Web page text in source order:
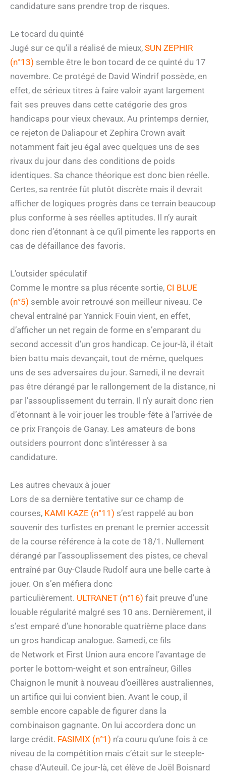
candidature sans prendre trop de risques.
Le tocard du quinté
Jugé sur ce qu’il a réalisé de mieux, SUN ZEPHIR
(n°13) semble être le bon tocard de ce quinté du 17
novembre. Ce protégé de David Windrif possède, en
effet, de sérieux titres à faire valoir ayant largement
fait ses preuves dans cette catégorie des gros
handicaps pour vieux chevaux. Au printemps dernier,
ce rejeton de Daliapour et Zephira Crown avait
notamment fait jeu égal avec quelques uns de ses
rivaux du jour dans des conditions de poids
identiques. Sa chance théorique est donc bien réelle.
Certes, sa rentrée fût plutôt discrète mais il devrait
afficher de logiques progrès dans ce terrain beaucoup
plus conforme à ses réelles aptitudes. Il n’y aurait
donc rien d’étonnant à ce qu’il pimente les rapports en
cas de défaillance des favoris.
L’outsider spéculatif
Comme le montre sa plus récente sortie, CI BLUE
(n°5) semble avoir retrouvé son meilleur niveau. Ce
cheval entraîné par Yannick Fouin vient, en effet,
d’afficher un net regain de forme en s’emparant du
second accessit d’un gros handicap. Ce jour-là, il était
bien battu mais devançait, tout de même, quelques
uns de ses adversaires du jour. Samedi, il ne devrait
pas être dérangé par le rallongement de la distance, ni
par l’assouplissement du terrain. Il n’y aurait donc rien
d’étonnant à le voir jouer les trouble-fête à l’arrivée de
ce prix François de Ganay. Les amateurs de bons
outsiders pourront donc s’intéresser à sa
candidature.
Les autres chevaux à jouer
Lors de sa dernière tentative sur ce champ de
courses, KAMI KAZE (n°11) s’est rappelé au bon
souvenir des turfistes en prenant le premier accessit
de la course référence à la cote de 18/1. Nullement
dérangé par l’assouplissement des pistes, ce cheval
entraîné par Guy-Claude Rudolf aura une belle carte à
jouer. On s’en méfiera donc
particulièrement. ULTRANET (n°16) fait preuve d’une
louable régularité malgré ses 10 ans. Dernièrement, il
s’est emparé d’une honorable quatrième place dans
un gros handicap analogue. Samedi, ce fils
de Network et First Union aura encore l’avantage de
porter le bottom-weight et son entraîneur, Gilles
Chaignon le munit à nouveau d’oeillères australiennes,
un artifice qui lui convient bien. Avant le coup, il
semble encore capable de figurer dans la
combinaison gagnante. On lui accordera donc un
large crédit. FASIMIX (n°1) n’a couru qu’une fois à ce
niveau de la compétition mais c’était sur le steeple-
chase d’Auteuil. Ce jour-là, cet élève de Joël Boisnard